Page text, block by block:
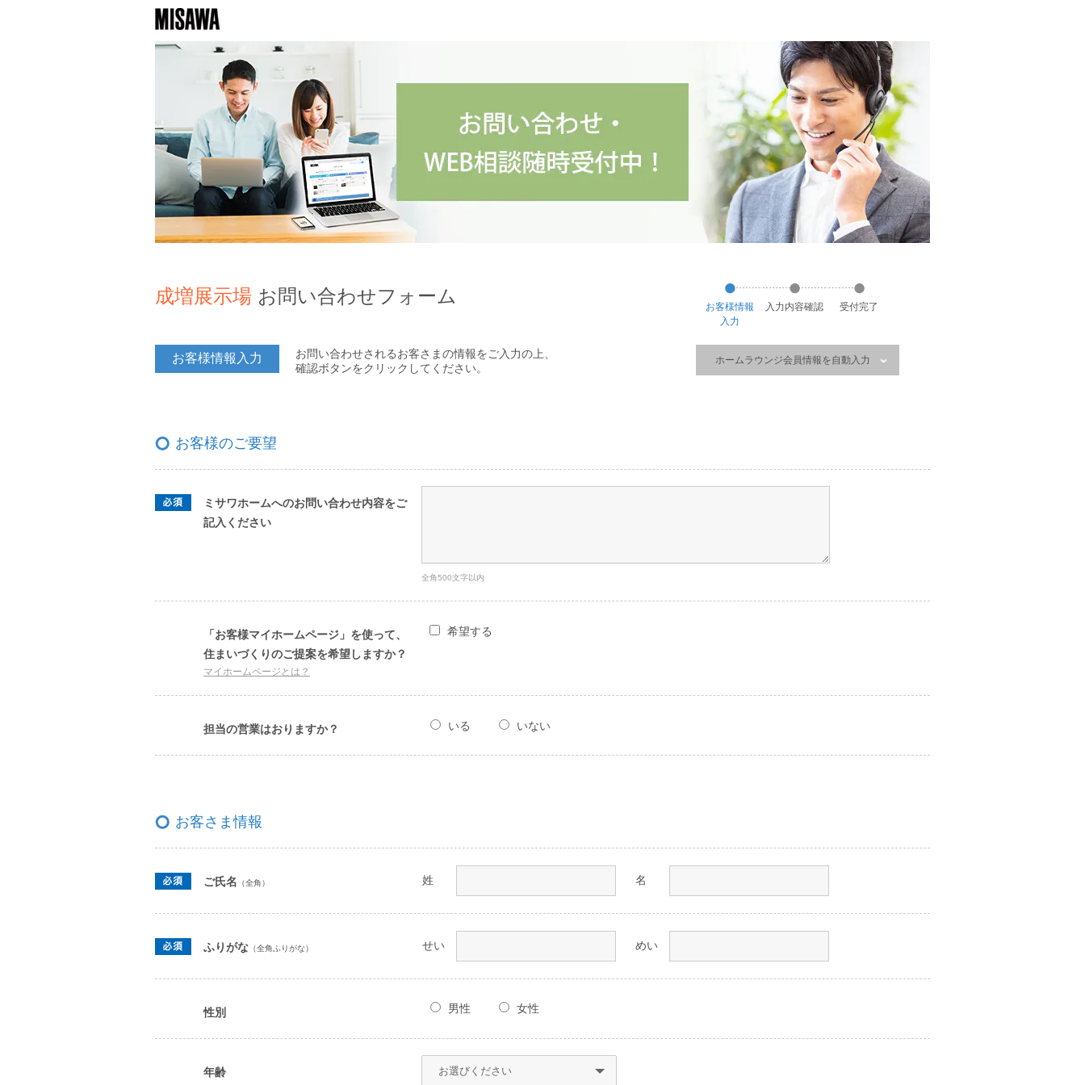
成増展示場 お問い合わせフォーム お客様情報
入力
入力内容確認 受付完了
お客様情報入力
お問い合わせされるお客さまの情報をご入力の上、
確認ボタンをクリックしてください。
ホームラウンジ会員情報を自動入力
お客様のご要望
ミサワホームへのお問い合わせ内容をご
記入ください
全角500文字以内
「お客様マイホームページ」を使って、
住まいづくりのご提案を希望しますか？
マイホームページとは？
希望する
担当の営業はおりますか？ いる いない
お客さま情報
ご氏名 （全角） 姓 名
ふりがな （全角ふりがな） せい めい
性別 男性 女性
年齢